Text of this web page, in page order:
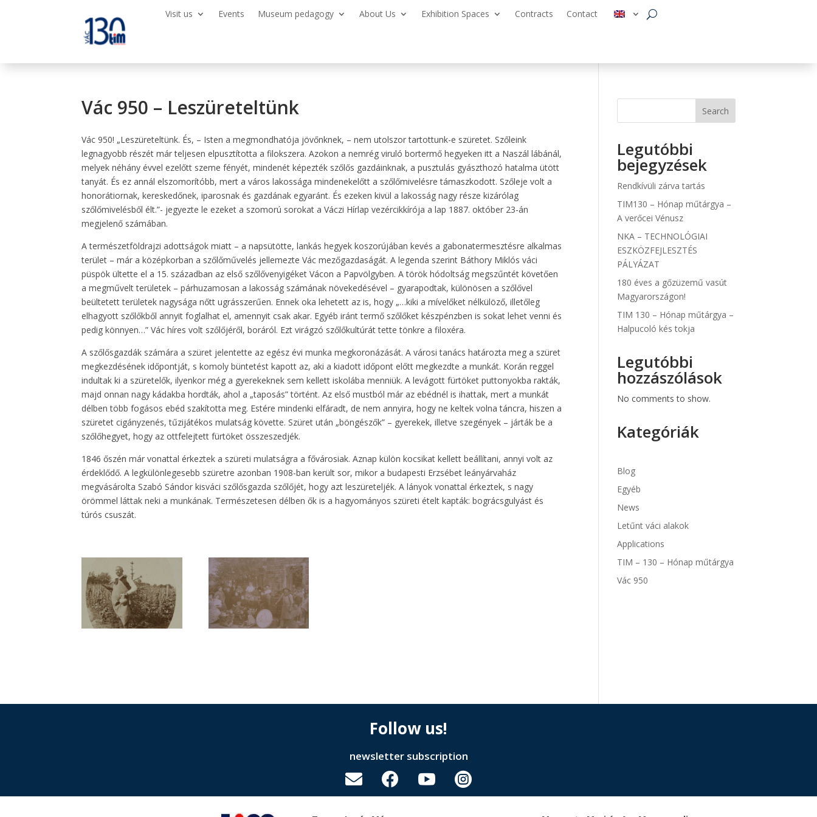
Visit us Events Museum pedagogy About Us Exhibition Spaces Contracts Contact
Vác 950 – Leszüreteltünk
Vác 950! „Leszüreteltünk. És, – Isten a megmondhatója jövőnknek, – nem utolszor tartottunk-e szüretet. Szőleink
legnagyobb részét már teljesen elpusztította a filokszera. Azokon a nemrég viruló bortermő hegyeken itt a Naszál lábánál,
melyek néhány évvel ezelőtt szeme fényét, mindenét képezték szőlős gazdáinknak, a pusztulás gyászthozó hatalma ütött
tanyát. És ez annál elszomorítóbb, mert a város lakossága mindenekelőtt a szőlőmivelésre támaszkodott. Szőleje volt a
honorátiornak, kereskedőnek, iparosnak és gazdának egyaránt. És ezeken kivül a lakosság nagy része kizárólag
szőlőmivelésből élt.”- jegyezte le ezeket a szomorú sorokat a Váczi Hírlap vezércikkírója a lap 1887. október 23-án
megjelenő számában.
A természetföldrajzi adottságok miatt – a napsütötte, lankás hegyek koszorújában kevés a gabonatermesztésre alkalmas
terület – már a középkorban a szőlőművelés jellemezte Vác mezőgazdaságát. A legenda szerint Báthory Miklós váci
püspök ültette el a 15. században az első szőlővenyigéket Vácon a Papvölgyben. A török hódoltság megszűntét követően
a megművelt területek – párhuzamosan a lakosság számának növekedésével – gyarapodtak, különösen a szőlővel
beültetett területek nagysága nőtt ugrásszerűen. Ennek oka lehetett az is, hogy „…kiki a mívelőket nélkülöző, illetőleg
elhagyott szőlőkből annyit foglalhat el, amennyit csak akar. Egyéb iránt termő szőlőket készpénzben is sokat lehet venni és
pedig könnyen…” Vác híres volt szőlőjéről, boráról. Ezt virágzó szőlőkultúrát tette tönkre a filoxéra.
A szőlősgazdák számára a szüret jelentette az egész évi munka megkoronázását. A városi tanács határozta meg a szüret
megkezdésének időpontját, s komoly büntetést kapott az, aki a kiadott időpont előtt megkezdte a munkát. Korán reggel
indultak ki a szüretelők, ilyenkor még a gyerekeknek sem kellett iskolába menniük. A levágott fürtöket puttonyokba rakták,
majd onnan nagy kádakba hordták, ahol a „taposás” történt. Az első mustból már az ebédnél is ihattak, mert a munkát
délben több fogásos ebéd szakította meg. Estére mindenki elfáradt, de nem annyira, hogy ne keltek volna táncra, hiszen a
szüretet cigányzenés, tűzijátékos mulatság követte. Szüret után „böngészők” – gyerekek, illetve szegények – járták be a
szőlőhegyet, hogy az ottfelejtett fürtöket összeszedjék.
1846 őszén már vonattal érkeztek a szüreti mulatságra a fővárosiak. Aznap külön kocsikat kellett beállítani, annyi volt az
érdeklődő. A legkülönlegesebb szüretre azonban 1908-ban került sor, mikor a budapesti Erzsébet leányárvaház
megvásárolta Szabó Sándor kisváci szőlősgazda szőlőjét, hogy azt leszüreteljék. A lányok vonattal érkeztek, s nagy
örömmel láttak neki a munkának. Természetesen délben ők is a hagyományos szüreti ételt kapták: bográcsgulyást és
túrós csuszát.
Search
Legutóbbi
bejegyzések
Rendkívüli zárva tartás
TIM130 – Hónap műtárgya –
A verőcei Vénusz
NKA – TECHNOLÓGIAI
ESZKÖZFEJLESZTÉS
PÁLYÁZAT
180 éves a gőzüzemű vasút
Magyarországon!
TIM 130 – Hónap műtárgya –
Halpucoló kés tokja
Legutóbbi
hozzászólások
No comments to show.
Kategóriák
Blog
Egyéb
News
Letűnt váci alakok
Applications
TIM – 130 – Hónap műtárgya
Vác 950
Follow us!
newsletter subscription
   